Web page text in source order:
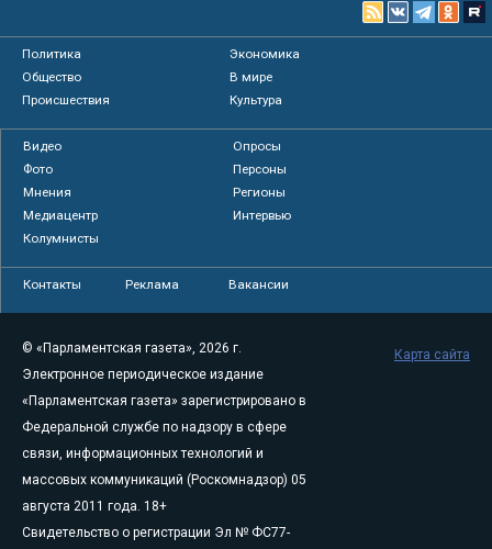
Политика
Экономика
Общество
В мире
Происшествия
Культура
Видео
Опросы
Фото
Персоны
Мнения
Регионы
Медиацентр
Интервью
Колумнисты
Контакты Реклама Вакансии
© «Парламентская газета», 2026 г.
Электронное периодическое издание
«Парламентская газета» зарегистрировано в
Федеральной службе по надзору в сфере
связи, информационных технологий и
массовых коммуникаций (Роскомнадзор) 05
августа 2011 года. 18+
Свидетельство о регистрации Эл № ФС77-
Карта сайта